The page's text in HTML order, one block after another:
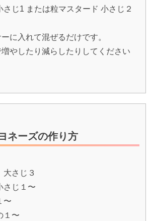
さじ1 または粒マスタード 小さじ２
に入れて混ぜるだけです。
やしたり減らしたりしてください
ネーズの作り方
大さじ３
さじ１〜
〜
１〜